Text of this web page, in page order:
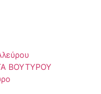
ΒΟΥΤΥΡΟΥ